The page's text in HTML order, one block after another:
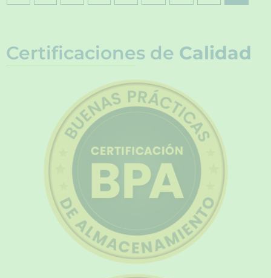
Certificaciones de Calidad